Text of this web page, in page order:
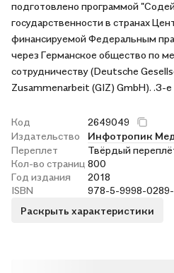
подготовлено программой
государственности в странах
финансируемой Федеральным
через Германское общество по
сотрудничеству (Deutsche
Zusammenarbeit (GIZ) GmbH). .3-е
Код
2649049
Издательство
Инфотропик
Переплет
Твёрдый
Кол-во страниц 800
Год издания
2018
ISBN
978-5-9998-
Раскрыть характеристики